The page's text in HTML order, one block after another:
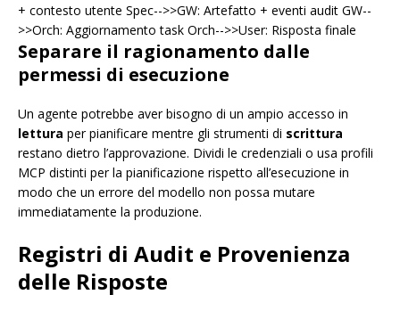
+ contesto utente Spec-->>GW: Artefatto + eventi audit GW--
>>Orch: Aggiornamento task Orch-->>User: Risposta finale
Separare il ragionamento dalle
permessi di esecuzione
Un agente potrebbe aver bisogno di un ampio accesso in
lettura per pianificare mentre gli strumenti di scrittura
restano dietro l’approvazione. Dividi le credenziali o usa profili
MCP distinti per la pianificazione rispetto all’esecuzione in
modo che un errore del modello non possa mutare
immediatamente la produzione.
Registri di Audit e Provenienza
delle Risposte